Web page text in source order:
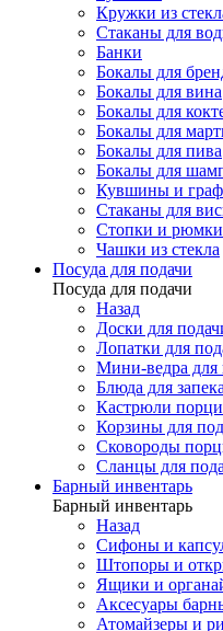
Кружки из
Стаканы для
Банки
Бокалы для
Бокалы для вина
Бокалы для
Бокалы для
Бокалы для пива
Бокалы для
Кувшины и
Стаканы для
Стопки и рюмки
Чашки из стекла
Посуда для подачи
Посуда для подачи
Назад
Доски для
Лопатки для
Мини-ведра для
Блюда для
Кастрюли
Корзины для
Сковороды
Сланцы для
Барный инвентарь
Барный инвентарь
Назад
Сифоны и
Штопоры и
Ящики и
Аксесуары
Атомайзеры и